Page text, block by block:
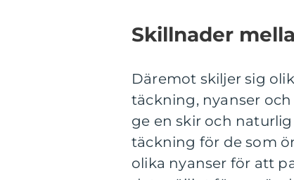
Skillnader
Däremot skiljer sig
täckning, nyanser
ge en skir och
täckning för de som
olika nyanser för att